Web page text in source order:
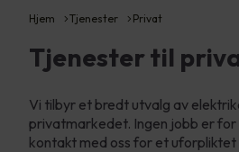
Hjem Tjenester Privat
Tjenester til
Vi tilbyr et bredt utvalg av
privatmarkedet. Ingen jobb er
kontakt med oss for et uforpliktet